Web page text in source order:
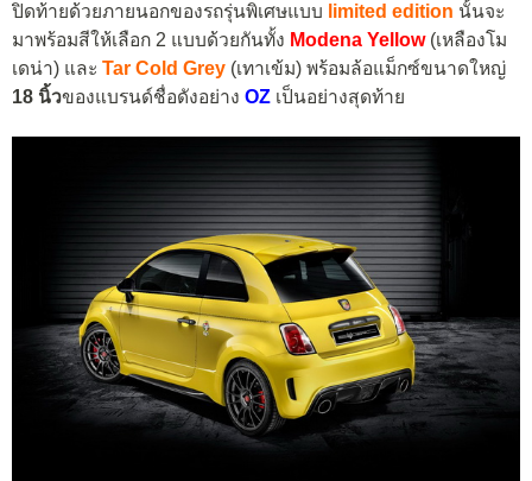
ปิดท้ายด้วยภายนอกของรถรุ่นพิเศษแบบ limited edition นั้นจะ
มาพร้อมสีให้เลือก 2 แบบด้วยกันทั้ง Modena Yellow(เหลืองโม
เดน่า) และ Tar Cold Grey (เทาเข้ม) พร้อมล้อแม็กซ์ขนาดใหญ่
18 นิ้วของแบรนด์ชื่อดังอย่าง OZ เป็นอย่างสุดท้าย